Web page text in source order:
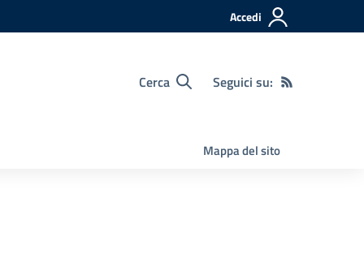
Accedi
Cerca Seguici su:
Mappa del sito